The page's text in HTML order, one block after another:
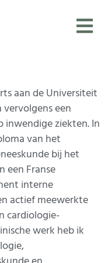
aan de Universiteit
een
inwendige ziekten. In
van het
bij het
een Franse
interne
actief meewerkte
cardiologie-
werk heb ik